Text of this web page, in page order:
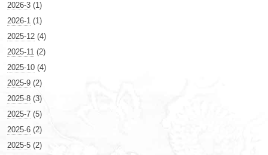
2026-3 (1)
2026-1 (1)
2025-12 (4)
2025-11 (2)
2025-10 (4)
2025-9 (2)
2025-8 (3)
2025-7 (5)
2025-6 (2)
2025-5 (2)